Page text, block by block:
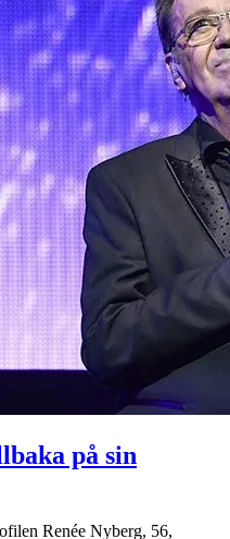
på sin
Renée Nyberg, 56,